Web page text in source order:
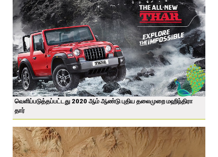
வெளிப்படுத்தப்பட்டது 2020 ஆம் ஆண்டு புதிய தலைமுறை மஹிந்திரா
தார்